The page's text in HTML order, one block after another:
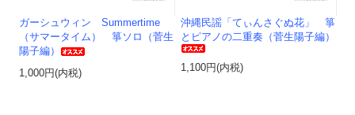
ガーシュウィン Summertime
（サマータイム） 箏ソロ（菅生
陽子編）
1,000円(内税)
沖縄民謡「てぃんさぐぬ花」 箏
とピアノの二重奏（菅生陽子編）
1,100円(内税)